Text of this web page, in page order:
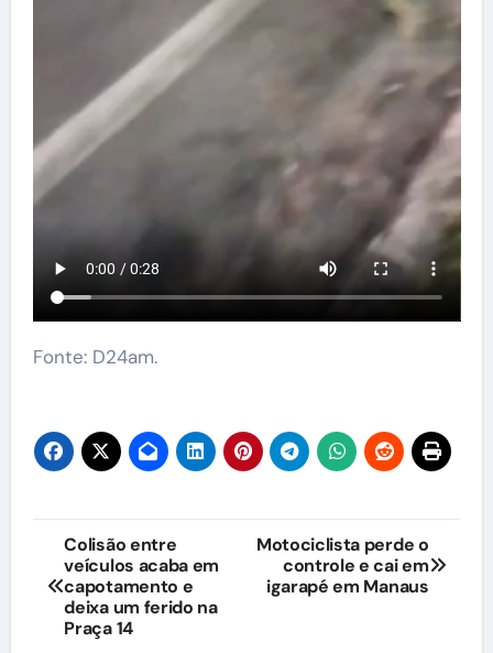
Fonte: D24am.
Navegação
de
Post
Colisão entre
veículos acaba em
capotamento e
deixa um ferido na
Praça 14
Motociclista perde o
controle e cai em
igarapé em Manaus